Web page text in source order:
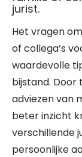
jurist.
Het vragen
of collega’s
waardevolle
bijstand.
adviezen van
beter inzicht
verschillende
persoonlijke